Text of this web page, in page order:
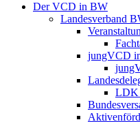
Der VCD in BW
Landesverband
jungVCD
LDK